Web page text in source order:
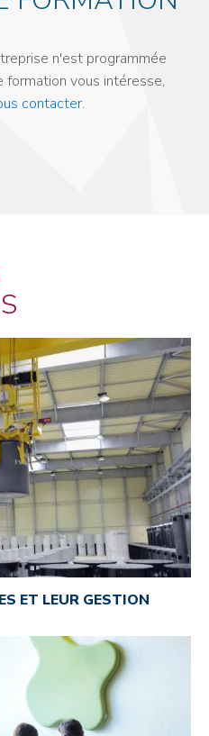
n'est programmée
vous intéresse,
contacter.
ET LEUR GESTION